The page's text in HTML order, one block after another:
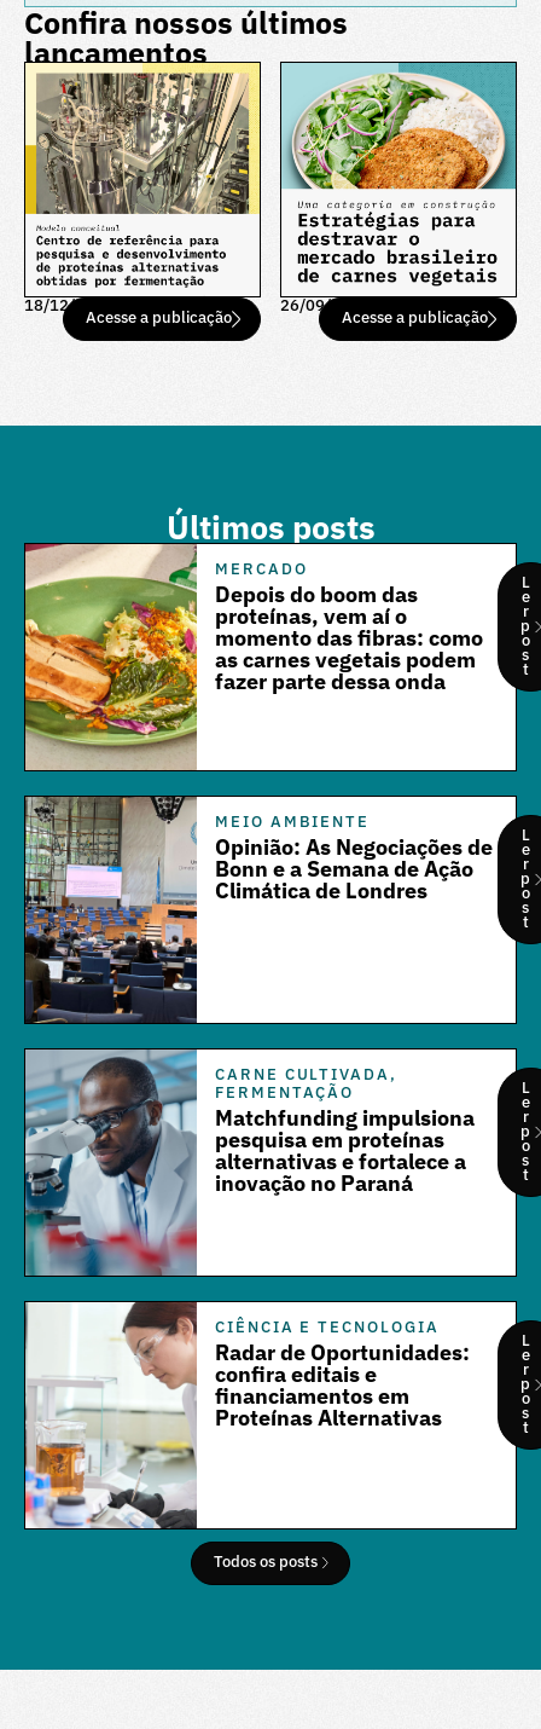
Confira nossos últimos
lançamentos
18/12/25
Acesse a publicação
26/09/25
Acesse a publicação
Últimos posts
MERCADO
Depois do boom das
proteínas, vem aí o
momento das fibras: como
as carnes vegetais podem
fazer parte dessa onda
L
e
r
p
o
s
t
MEIO AMBIENTE
Opinião: As Negociações de
Bonn e a Semana de Ação
Climática de Londres
L
e
r
p
o
s
t
CARNE CULTIVADA,
FERMENTAÇÃO
Matchfunding impulsiona
pesquisa em proteínas
alternativas e fortalece a
inovação no Paraná
L
e
r
p
o
s
t
CIÊNCIA E TECNOLOGIA
Radar de Oportunidades:
confira editais e
financiamentos em
Proteínas Alternativas
L
e
r
p
o
s
t
Todos os posts